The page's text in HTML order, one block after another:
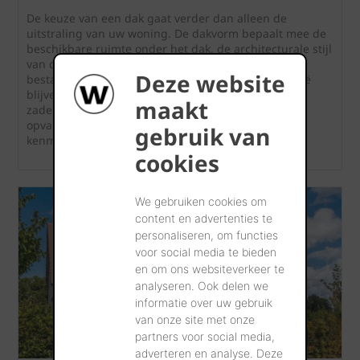
Deze website
maakt
gebruik van
cookies
We gebruiken cookies om
content en advertenties te
personaliseren, om functies
voor social media te bieden
en om ons websiteverkeer te
analyseren. Ook delen we
informatie over uw gebruik
van onze site met onze
partners voor social media,
adverteren en analyse. Deze
De keuze van een dak gaat verder dan alleen de
uitstraling van uw woning. De dakvorm bepaalt mee de
beschikbare ruimte onder het dak, de architecturale stijl
van de woning en de mogelijke dakbedekking. Er
bestaan verschillende soorten daken, maar in België
blijven hellende daken populair. Van het klassieke
zadeldak tot een modern lessenaarsdak of een
opvallend boogdak: elke dakvorm heeft zijn eigen
kenmerken en voordelen.